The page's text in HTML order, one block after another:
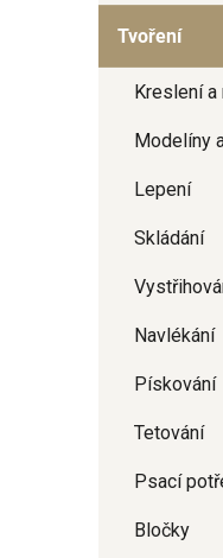
Tvoření
Kreslení a
Modelíny
Lepení
Skládání
Navlékání
Pískování
Tetování
Psací
Bločky